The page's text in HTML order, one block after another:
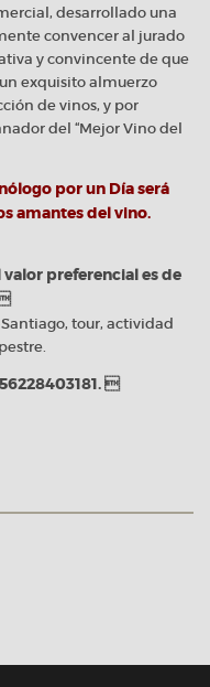
desarrollado una
convencer al jurado
y convincente de que
exquisito almuerzo
de vinos, y por
del “Mejor Vino del
por un Día será
amantes del vino.
valor preferencial es de
tour, actividad
